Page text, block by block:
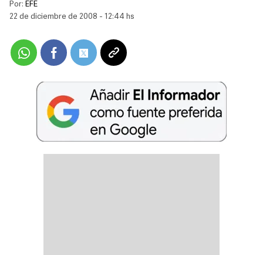
Por: EFE
22 de diciembre de 2008 - 12:44 hs